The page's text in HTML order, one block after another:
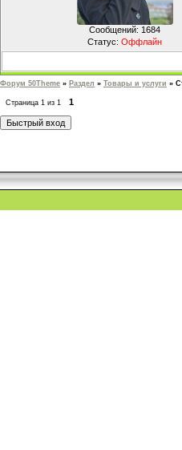
Сообщений: 1684
Статус: Оффлайн
Форум 50Theme » Раздел » Товары и услуги »
Страница 1 из 1
1